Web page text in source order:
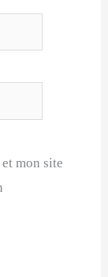
mon site